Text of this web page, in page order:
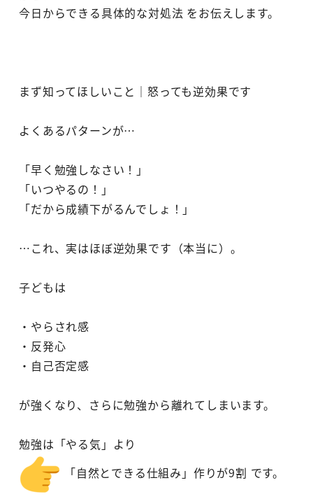
今日からできる具体的な対処法 をお伝えします。
まず知ってほしいこと｜怒っても逆効果です
よくあるパターンが…
「早く勉強しなさい！」
「いつやるの！」
「だから成績下がるんでしょ！」
…これ、実はほぼ逆効果です（本当に）。
子どもは
・やらされ感
・反発心
・自己否定感
が強くなり、さらに勉強から離れてしまいます。
勉強は「やる気」より
「自然とできる仕組み」作りが9割 です。